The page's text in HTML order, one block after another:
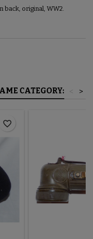
original, WW2.
CATEGORY: >
<
favorite_border